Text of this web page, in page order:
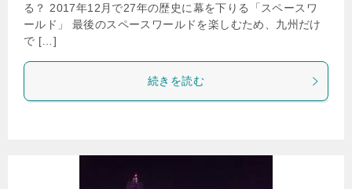
る？ 2017年12月で27年の歴史に幕を下りる「スペースワ
ールド」 最後のスペースワールドを楽しむため、九州だけ
で […]
続きを読む